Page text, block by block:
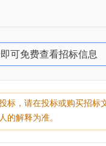
可免费查看招标信息
标，请在投标或购买招
的解释为准。